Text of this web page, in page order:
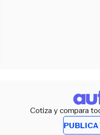
Cotiza y compara
PUBLICA